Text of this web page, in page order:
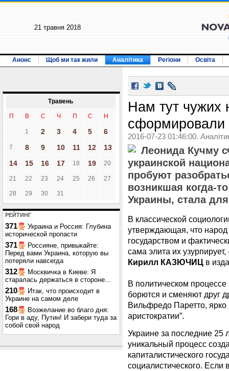
21 травня 2018
Анонс Щоб ми так жили Аналітика Регіони Освіта
Травень
П В С Ч П С Н
1 2 3 4 5 6
7 8 9 10 11 12
13
14
15 16 17 18 19 20
21 22 23 24 25 26 27
28 29 30 31
РЕЙТИНГ
371
Украина и Россия: Глубина
исторической пропасти
371
Россияне, привыкайте:
Перед вами Украина, которую вы
потеряли навсегда
312
Москвичка в Киеве: Я
старалась держаться в стороне...
210
Итак, что происходит в
Украине на самом деле
168
Возжелание во благо дня:
Гори в аду, Путин! И забери туда за
собой свой народ
Нам тут чужих
2016-07-23 01:46:00.
Леонида Кучму
украинской
пробуют
возникшая когда-
Украины, стала
В классической
утверждающая, что
государством и
сама элита их
Кирилл КАЗЮЧИЦ в
В политическом
борются и сменяют друг
Вильфредо Паретто, ярко
аристократии”.
Украине за последние 25
уникальный процесс
капиталистического
социалистического. Если